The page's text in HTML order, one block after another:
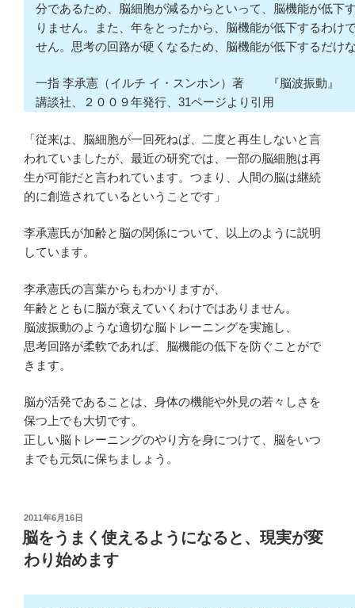
分であるため、脳細胞が減るからといって、脳機能が低下
りません。また、年をとったから、脳機能が低下するわけ
せん。思考の回路が硬くなるため、脳機能が低下するだけ
一指 李承憲（イルチ イ・スンホン）著 『脳波振動』
講談社、２００９年発行、31ページより引用
「従来は、脳細胞が一回死ねば、二度と再生しないと言
われていましたが、最近の研究では、一部の脳細胞は再
生が可能だと言われています。つまり、人間の脳は継続
的に創造されているということです」
李承憲氏が加齢と脳の関係について、以上のように説明
しています。
李承憲氏の言葉からもわかりますが、
年齢とともに脳が衰えていくわけではありません。
脳波振動のような適切な脳トレーニングを実施し、
思考回路が柔軟であれば、脳機能の低下を防ぐことがで
きます。
脳が活発であることは、身体の機能や外見の若々しさを
保つ上でも大切です。
正しい脳トレーニングのやり方を身につけて、脳をいつ
までも元気に保ちましょう。
投
稿
日:
2011年6月16日
脳をうまく使えるようになると、現実が変
わり始めます